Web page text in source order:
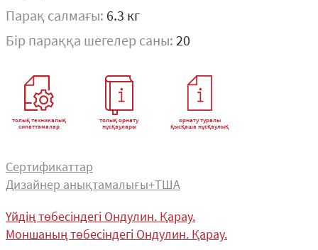
Парақ салмағы: 6.3 кг
Бір параққа шегелер саны: 20
толық техникалық
сипаттамалар
толық орнату
нұсқаулары
орнату туралы
қысқаша нұсқаулық
Сертификаттар
Дизайнер анықтамалығы+ТША
Үйдің төбесіндегі Ондулин. Қарау.
Моншаның төбесіндегі Ондулин. Қарау.